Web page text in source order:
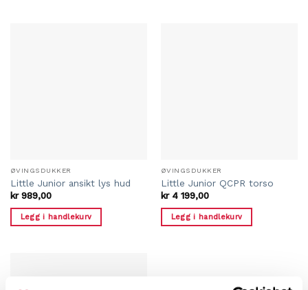
ØVINGSDUKKER
Little Junior ansikt lys hud
kr989,00
Legg i handlekurv
ØVINGSDUKKER
Little Junior QCPR torso
kr4 199,00
Legg i handlekurv